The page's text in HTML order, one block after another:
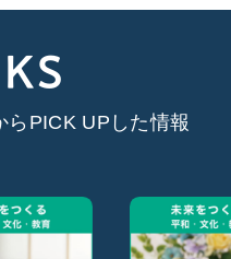
らPICK UPした情報